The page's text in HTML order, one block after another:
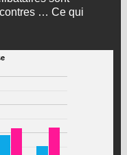
… Ce qui